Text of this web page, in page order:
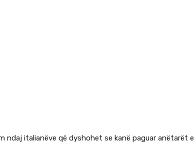
ndaj italianëve që dyshohet se kanë paguar anëtarët e